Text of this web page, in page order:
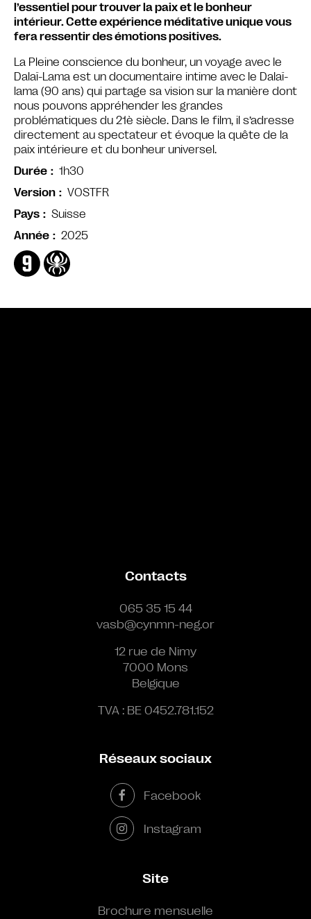
l’essentiel pour trouver la paix et le bonheur
intérieur. Cette expérience méditative unique vous
fera ressentir des émotions positives.
La Pleine conscience du bonheur, un voyage avec le
Dalaï-Lama est un documentaire intime avec le Dalaï-
lama (90 ans) qui partage sa vision sur la manière dont
nous pouvons appréhender les grandes
problématiques du 21è siècle. Dans le film, il s’adresse
directement au spectateur et évoque la quête de la
paix intérieure et du bonheur universel.
Durée
1h30
Version
VOSTFR
Pays
Suisse
Année
2025
Contacts
065 35 15 44
vasb@cynmn-neg.or
12 rue de Nimy
7000 Mons
Belgique
TVA : BE 0452.781.152
Réseaux sociaux
Facebook
Instagram
Site
Brochure mensuelle